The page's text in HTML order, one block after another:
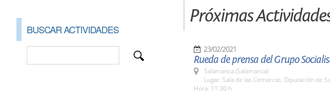
BUSCAR ACTIVIDADES
Próximas
23/02/2021
Rueda de prensa del Grupo
Salamanca (Salamanca)
Lugar: Sala de las Comarcas. Diputación de
Hora: 11:30 h.